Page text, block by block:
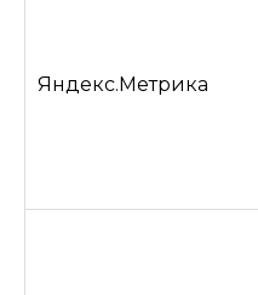
Яндекс.Метрика